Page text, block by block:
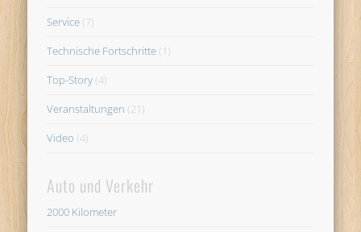
Service (7)
Technische Fortschritte (1)
Top-Story (4)
Veranstaltungen (21)
Video (4)
Auto und Verkehr
2000 Kilometer